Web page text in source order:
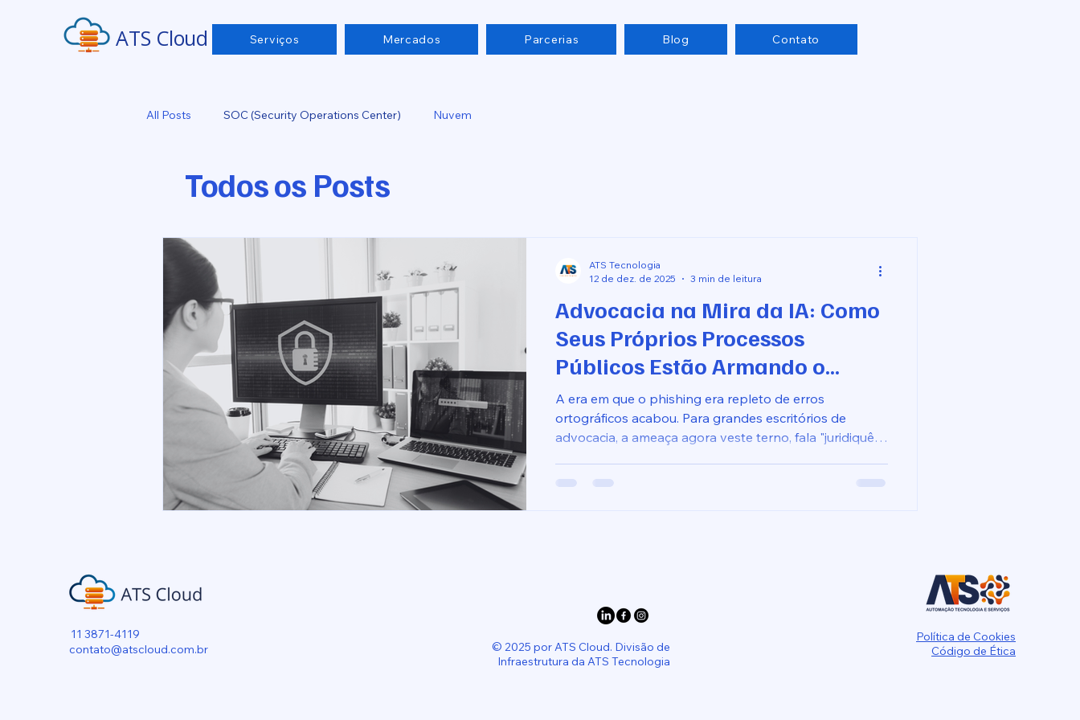
ATS Cloud Serviços Mercados Parcerias Blog Contato
All Posts SOC (Security Operations Center) Nuvem
Advocacia na Mira da IA: Como
Seus Próprios Processos
Públicos Estão Armando o
Inimigo
A era em que o phishing era repleto de erros
ortográficos acabou. Para grandes escritórios de
advocacia, a ameaça agora veste terno, fala "juridiquês"
os estagiários.
ATS Tecnologia
12 de dez. de 2025
3 min de leitura
Todos os Posts
11 3871-4119
contato@atscloud.com.br
© 2025 por ATS Cloud. Divisão de
Infraestrutura da ATS Tecnologia
Política de Cookies
Código de Ética